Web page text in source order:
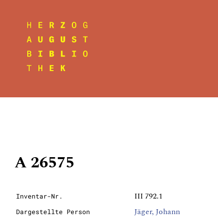
A 26575
Inventar-Nr. III 792.1
Dargestellte Person Jäger, Johann